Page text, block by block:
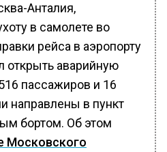
Анталия,
в самолете во
рейса в аэропорту
открыть аварийную
пассажиров и 16
направлены в пункт
бортом. Об этом
Московского